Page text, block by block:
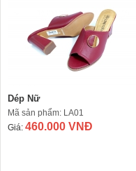
Dép Nữ
Mã sản phẩm: LA01
Giá: 460.000 VNĐ